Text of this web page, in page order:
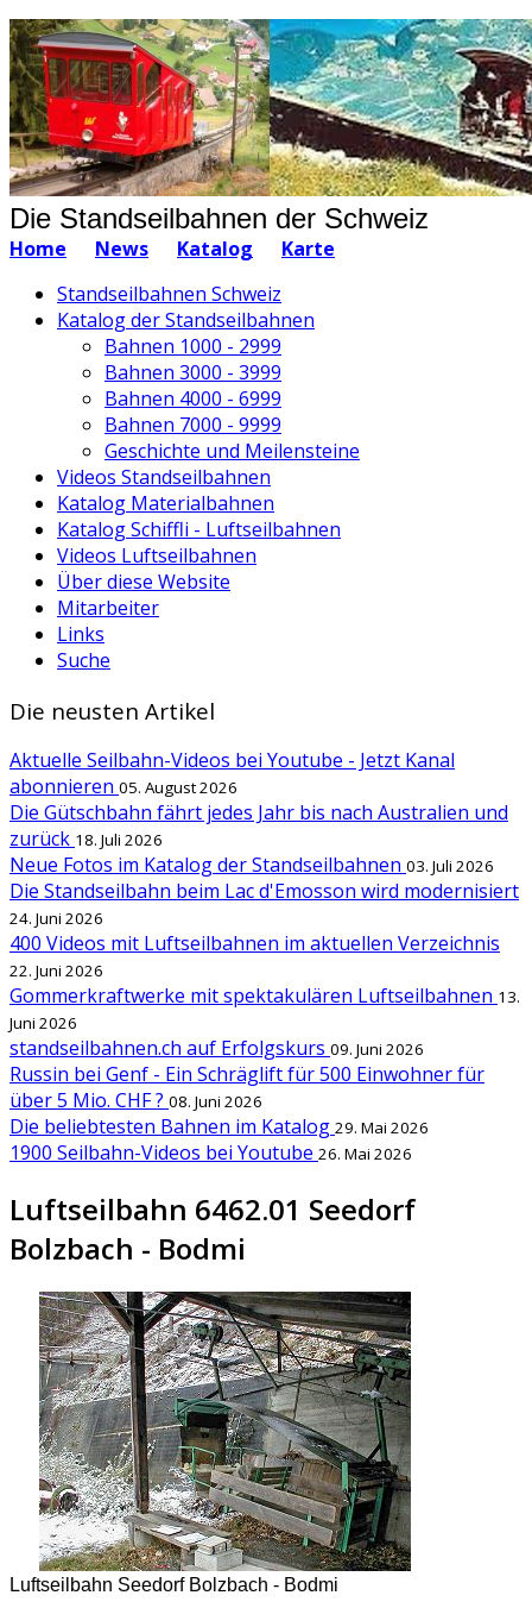
Die Standseilbahnen der Schweiz
Home News Katalog
Karte
Standseilbahnen Schweiz
Katalog der Standseilbahnen
Bahnen 1000 - 2999
Bahnen 3000 - 3999
Bahnen 4000 - 6999
Bahnen 7000 - 9999
Geschichte und Meilensteine
Videos Standseilbahnen
Katalog Materialbahnen
Katalog Schiffli - Luftseilbahnen
Videos Luftseilbahnen
Über diese Website
Mitarbeiter
Links
Suche
Die neusten Artikel
Aktuelle Seilbahn-Videos bei Youtube - Jetzt Kanal
abonnieren 05. August 2026
Die Gütschbahn fährt jedes Jahr bis nach Australien und
zurück 18. Juli 2026
Neue Fotos im Katalog der Standseilbahnen 03. Juli 2026
Die Standseilbahn beim Lac d'Emosson wird modernisiert
24. Juni 2026
400 Videos mit Luftseilbahnen im aktuellen Verzeichnis
22. Juni 2026
Gommerkraftwerke mit spektakulären Luftseilbahnen 13.
Juni 2026
standseilbahnen.ch auf Erfolgskurs 09. Juni 2026
Russin bei Genf - Ein Schräglift für 500 Einwohner für
über 5 Mio. CHF ? 08. Juni 2026
Die beliebtesten Bahnen im Katalog 29. Mai 2026
1900 Seilbahn-Videos bei Youtube 26. Mai 2026
Luftseilbahn 6462.01 Seedorf
Bolzbach - Bodmi
Luftseilbahn Seedorf Bolzbach - Bodmi